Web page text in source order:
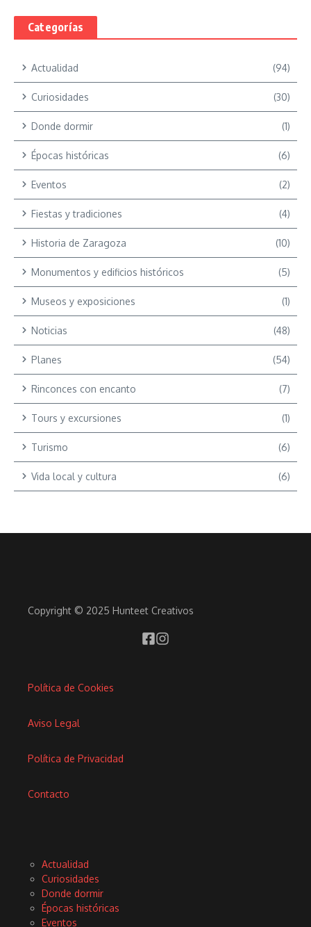
Categorías
Actualidad (94)
Curiosidades (30)
Donde dormir (1)
Épocas históricas (6)
Eventos (2)
Fiestas y tradiciones (4)
Historia de Zaragoza (10)
Monumentos y edificios históricos (5)
Museos y exposiciones (1)
Noticias (48)
Planes (54)
Rinconces con encanto (7)
Tours y excursiones (1)
Turismo (6)
Vida local y cultura (6)
Copyright © 2025 Hunteet Creativos
Política de Cookies
Aviso Legal
Política de Privacidad
Contacto
Actualidad
Curiosidades
Donde dormir
Épocas históricas
Eventos